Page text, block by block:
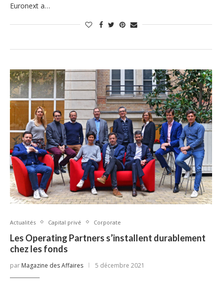
Euronext a…
Actualités Capital privé Corporate
Les Operating Partners s’installent durablement
chez les fonds
par Magazine des Affaires 5 décembre 2021